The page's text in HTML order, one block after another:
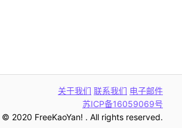
关于我们 联系我们 电子邮件
苏ICP备16059069号
© 2020 FreeKaoYan! . All rights reserved.